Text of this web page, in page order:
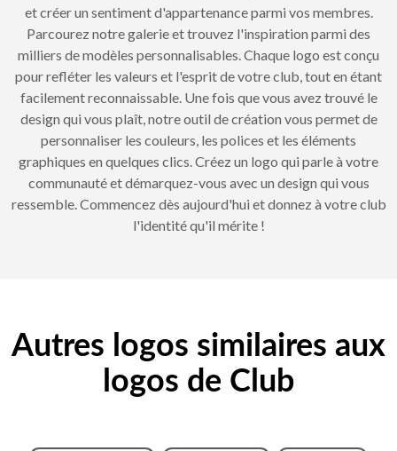
et créer un sentiment d'appartenance parmi vos membres.
Parcourez notre galerie et trouvez l'inspiration parmi des
milliers de modèles personnalisables. Chaque logo est conçu
pour refléter les valeurs et l'esprit de votre club, tout en étant
facilement reconnaissable. Une fois que vous avez trouvé le
design qui vous plaît, notre outil de création vous permet de
personnaliser les couleurs, les polices et les éléments
graphiques en quelques clics. Créez un logo qui parle à votre
communauté et démarquez-vous avec un design qui vous
ressemble. Commencez dès aujourd'hui et donnez à votre club
l'identité qu'il mérite !
Autres logos similaires aux
logos de Club